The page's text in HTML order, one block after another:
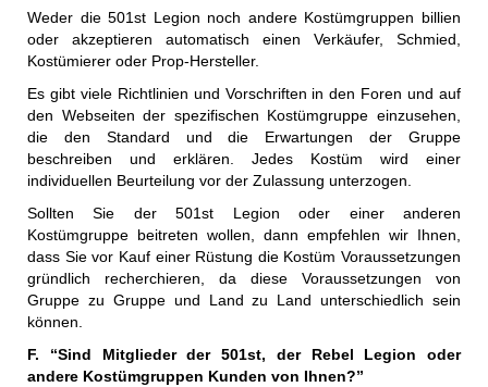
Weder die 501st Legion noch andere Kostümgruppen billien
oder akzeptieren automatisch einen Verkäufer, Schmied,
Kostümierer oder Prop-Hersteller.
Es gibt viele Richtlinien und Vorschriften in den Foren und auf
den Webseiten der spezifischen Kostümgruppe einzusehen,
die den Standard und die Erwartungen der Gruppe
beschreiben und erklären. Jedes Kostüm wird einer
individuellen Beurteilung vor der Zulassung unterzogen.
Sollten Sie der 501st Legion oder einer anderen
Kostümgruppe beitreten wollen, dann empfehlen wir Ihnen,
dass Sie vor Kauf einer Rüstung die Kostüm Voraussetzungen
gründlich recherchieren, da diese Voraussetzungen von
Gruppe zu Gruppe und Land zu Land unterschiedlich sein
können.
F. “Sind Mitglieder der 501st, der Rebel Legion oder
andere Kostümgruppen Kunden von Ihnen?”